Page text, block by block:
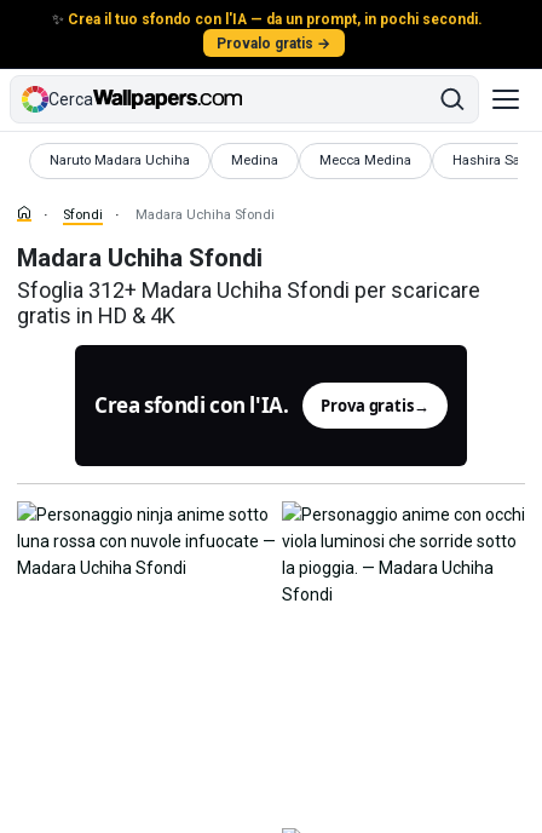
✨ Crea il tuo sfondo con l'IA — da un prompt, in pochi secondi.
Provalo gratis →
Cerca
Naruto Madara Uchiha
Sfondi Medina
Sfondi Mecca Medina
Sfondi Hashira
Sfondi
Sfondi Madara Uchiha Sfondi
Madara Uchiha Sfondi
Sfoglia 312+ Madara Uchiha Sfondi per scaricare
gratis in HD & 4K
Crea sfondi con l'IA. Prova gratis→